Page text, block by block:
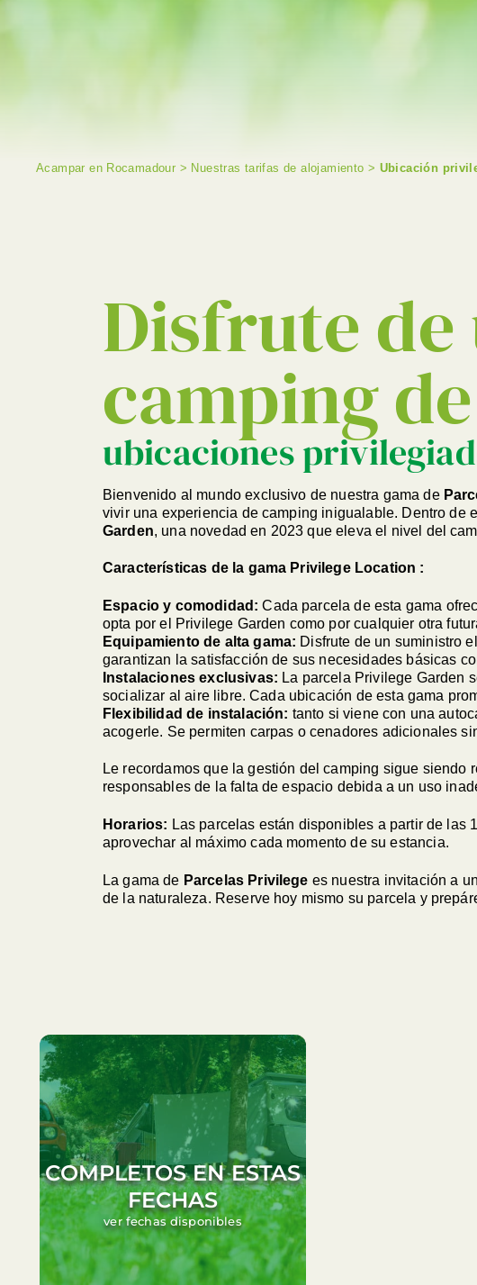
Acampar en Rocamadour > Nuestras tarifas de alojamiento > Ubicación
Disfrute
camping
ubicaciones
Bienvenido al mundo exclusivo de nuestra gama de
vivir una experiencia de camping inigualable. Dentro de
Garden, una novedad en 2023 que eleva el nivel del
Características de la gama Privilege Location :
Espacio y comodidad: Cada parcela de esta gama
opta por el Privilege Garden como por cualquier otra
Equipamiento de alta gama: Disfrute de un suministro
garantizan la satisfacción de sus necesidades básicas
Instalaciones exclusivas: La parcela Privilege Garden
socializar al aire libre. Cada ubicación de esta gama
Flexibilidad de instalación: tanto si viene con una
acogerle. Se permiten carpas o cenadores adicionales
Le recordamos que la gestión del camping sigue
responsables de la falta de espacio debida a un uso
Horarios: Las parcelas están disponibles a partir de las
aprovechar al máximo cada momento de su estancia.
La gama de Parcelas Privilege es nuestra invitación a
de la naturaleza. Reserve hoy mismo su parcela y
COMPLETOS EN ESTAS
FECHAS
ver fechas disponibles